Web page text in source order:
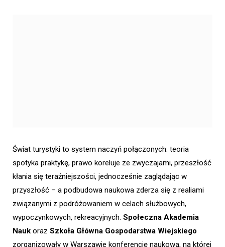
Świat turystyki to system naczyń połączonych: teoria
spotyka praktykę, prawo koreluje ze zwyczajami, przeszłość
kłania się teraźniejszości, jednocześnie zaglądając w
przyszłość – a podbudowa naukowa zderza się z realiami
związanymi z podróżowaniem w celach służbowych,
wypoczynkowych, rekreacyjnych. Społeczna Akademia
Nauk oraz Szkoła Główna Gospodarstwa Wiejskiego
zorganizowały w Warszawie konferencję naukową, na której